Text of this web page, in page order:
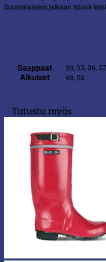
Suomalaiseen jalkaan istuva lesti
Saappaat
Aikuiset
34, 35, 36,
48, 50
Tutustu myös